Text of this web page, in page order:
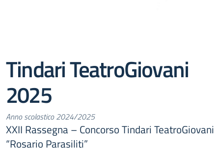
Tindari TeatroGiovani
2025
Anno scolastico 2024/2025
XXII Rassegna – Concorso Tindari TeatroGiovani
“Rosario Parasiliti”